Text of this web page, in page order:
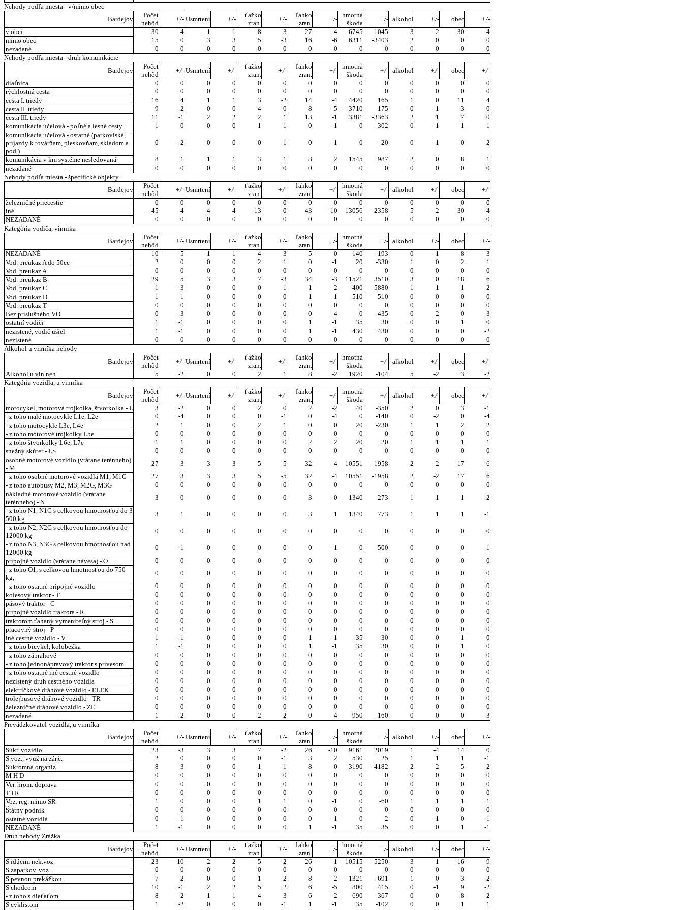
Nehody podľa miesta - v/mimo obec
Bardejov
Počet
nehôd
+/- Usmrtení +/-
ťažko
zran.
+/-
ľahko
zran.
+/-
hmotná
škoda
+/- alkohol +/- obec
+/-
v obci
30 4 1 1 8 3 27 -4 6745 1045 3 -2 30
4
mimo obec
15 0 3 3 5 -3 16 -6 6311 -3403 2 0 0
0
nezadané
0 0 0 0 0 0 0 0 0 0 0 0 0
0
Nehody podľa miesta - druh komunikácie
Bardejov
Počet
nehôd
+/- Usmrtení +/-
ťažko
zran.
+/-
ľahko
zran.
+/-
hmotná
škoda
+/- alkohol +/- obec
+/-
diaľnica
0 0 0 0 0 0 0 0 0 0 0 0 0
0
rýchlostná cesta
0 0 0 0 0 0 0 0 0 0 0 0 0
0
cesta I. triedy
16 4 1 1 3 -2 14 -4 4420 165 1 0 11
4
cesta II. triedy
9 2 0 0 4 0 8 -5 3710 175 0 -1 3
0
cesta III. triedy
11 -1 2 2 2 1 13 -1 3381 -3363 2 1 7
0
komunikácia účelová - poľné a lesné cesty
1 0 0 0 1 1 0 -1 0 -302 0 -1 1
1
komunikácia účelová - ostatné (parkoviská,
príjazdy k továrňam, pieskovňam, skladom a
pod.)
0 -2 0 0 0 -1 0 -1 0 -20 0 -1 0 -2
komunikácia v km systéme nesledovaná 8 1 1 1 3 1 8 2 1545 987 2 0 8
1
nezadané
0 0 0 0 0 0 0 0 0 0 0 0 0
0
Nehody podľa miesta - špecifické objekty
Bardejov
Počet
nehôd
+/- Usmrtení +/-
ťažko
zran.
+/-
ľahko
zran.
+/-
hmotná
škoda
+/- alkohol +/- obec
+/-
železničné priecestie
0 0 0 0 0 0 0 0 0 0 0 0 0
0
iné
45 4 4 4 13 0 43 -10 13056 -2358 5 -2 30
4
NEZADANÉ
0 0 0 0 0 0 0 0 0 0 0 0 0
0
Kategória vodiča, vinníka
Bardejov
Počet
nehôd
+/- Usmrtení +/-
ťažko
zran.
+/-
ľahko
zran.
+/-
hmotná
škoda
+/- alkohol +/- obec
+/-
NEZADANÉ
10 5 1 1 4 3 5 0 140 -193 0 -1 8
3
Vod. preukaz A do 50cc
2 0 0 0 2 1 0 -1 20 -330 1 0 2
1
Vod. preukaz A
0 0 0 0 0 0 0 0 0 0 0 0 0
0
Vod. preukaz B
29 5 3 3 7 -3 34 -3 11521 3510 3 0 18
6
Vod. preukaz C
1 -3 0 0 0 -1 1 -2 400 -5880 1 1 1
-2
Vod. preukaz D
1 1 0 0 0 0 1 1 510 510 0 0 0
0
Vod. preukaz T
0 0 0 0 0 0 0 0 0 0 0 0 0
0
Bez príslušného VO
0 -3 0 0 0 0 0 -4 0 -435 0 -2 0
-3
ostatní vodiči
1 -1 0 0 0 0 1 -1 35 30 0 0 1
0
nezistené, vodič ušiel
1 -1 0 0 0 0 1 -1 430 430 0 0 0
-2
nezistené
0 0 0 0 0 0 0 0 0 0 0 0 0
0
Alkohol u vinníka nehody
Bardejov
Počet
nehôd
+/- Usmrtení +/-
ťažko
zran.
+/-
ľahko
zran.
+/-
hmotná
škoda
+/- alkohol +/- obec
+/-
Alkohol u vin.neh.
5 -2 0 0 2 1 8 -2 1920 -104 5 -2 3
-2
Kategória vozidla, u vinníka
Bardejov
Počet
nehôd
+/- Usmrtení +/-
ťažko
zran.
+/-
ľahko
zran.
+/-
hmotná
škoda
+/- alkohol +/- obec
+/-
motocykel, motorová trojkolka, štvorkolka - L
3 -2 0 0 2 0 2 -2 40 -350 2 0 3
-1
- z toho malé motocykle L1e, L2e
0 -4 0 0 0 -1 0 -4 0 -140 0 -2 0
-4
- z toho motocykle L3e, L4e
2 1 0 0 2 1 0 0 20 -230 1 1 2
2
- z toho motorové trojkolky L5e
0 0 0 0 0 0 0 0 0 0 0 0 0
0
- z toho štvorkolky L6e, L7e
1 1 0 0 0 0 2 2 20 20 1 1 1
1
snežný skúter - LS
0 0 0 0 0 0 0 0 0 0 0 0 0
0
osobné motorové vozidlo (vrátane terénneho)
- M
27 3 3 3 5 -5 32 -4 10551 -1958 2 -2 17
6
- z toho osobné motorové vozidlá M1, M1G
27 3 3 3 5 -5 32 -4 10551 -1958 2 -2 17
6
- z toho autobusy M2, M3, M2G, M3G
0 0 0 0 0 0 0 0 0 0 0 0 0
0
nákladné motorové vozidlo (vrátane
terénneho) - N
3 0 0 0 0 0 3 0 1340 273 1 1 1
-2
- z toho N1, N1G s celkovou hmotnosťou do 3
500 kg
3 1 0 0 0 0 3 1 1340 773 1 1 1
-1
- z toho N2, N2G s celkovou hmotnosťou do
12000 kg
0 0 0 0 0 0 0 0 0 0 0 0 0
0
- z toho N3, N3G s celkovou hmotnosťou nad
12000 kg
0 -1 0 0 0 0 0 -1 0 -500 0 0 0
-1
prípojné vozidlo (vrátane návesa) - O
0 0 0 0 0 0 0 0 0 0 0 0 0
0
- z toho O1, s celkovou hmotnosťou do 750
kg,
0 0 0 0 0 0 0 0 0 0 0 0 0
0
- z toho ostatné prípojné vozidlo
0 0 0 0 0 0 0 0 0 0 0 0 0
0
kolesový traktor - T
0 0 0 0 0 0 0 0 0 0 0 0 0
0
pásový traktor - C
0 0 0 0 0 0 0 0 0 0 0 0 0
0
prípojné vozidlo traktora - R
0 0 0 0 0 0 0 0 0 0 0 0 0
0
traktorom ťahaný vymeniteľný stroj - S
0 0 0 0 0 0 0 0 0 0 0 0 0
0
pracovný stroj - P
0 0 0 0 0 0 0 0 0 0 0 0 0
0
iné cestné vozidlo - V
1 -1 0 0 0 0 1 -1 35 30 0 0 1
0
- z toho bicykel, kolobežka
1 -1 0 0 0 0 1 -1 35 30 0 0 1
0
- z toho záprahové
0 0 0 0 0 0 0 0 0 0 0 0 0
0
- z toho jednonápravový traktor s prívesom
0 0 0 0 0 0 0 0 0 0 0 0 0
0
- z toho ostatné iné cestné vozidlo
0 0 0 0 0 0 0 0 0 0 0 0 0
0
nezistený druh cestného vozidla
0 0 0 0 0 0 0 0 0 0 0 0 0
0
električkové dráhové vozidlo - ELEK
0 0 0 0 0 0 0 0 0 0 0 0 0
0
trolejbusové dráhové vozidlo - TR
0 0 0 0 0 0 0 0 0 0 0 0 0
0
železničné dráhové vozidlo - ZE
0 0 0 0 0 0 0 0 0 0 0 0 0
0
nezadané
1 -2 0 0 2 2 0 -4 950 -160 0 0 0
-3
Prevádzkovateľ vozidla, u vinníka
Bardejov
Počet
nehôd
+/- Usmrtení +/-
ťažko
zran.
+/-
ľahko
zran.
+/-
hmotná
škoda
+/- alkohol +/- obec
+/-
Súkr. vozidlo
23 -3 3 3 7 -2 26 -10 9161 2019 1 -4 14
0
S.voz., využ.na zár.č.
2 0 0 0 0 -1 3 2 530 25 1 1 1
-1
Súkromná organiz.
8 3 0 0 1 -1 8 0 3190 -4182 2 2 5
2
M H D
0 0 0 0 0 0 0 0 0 0 0 0 0
0
Ver. hrom. doprava
0 0 0 0 0 0 0 0 0 0 0 0 0
0
T I R
0 0 0 0 0 0 0 0 0 0 0 0 0
0
Voz. reg. mimo SR
1 0 0 0 1 1 0 -1 0 -60 1 1 1
1
Štátny podnik
0 0 0 0 0 0 0 0 0 0 0 0 0
0
ostatné vozidlá
0 -1 0 0 0 0 0 -1 0 -2 0 -1 0
-1
NEZADANÉ
1 -1 0 0 0 0 1 -1 35 35 0 0 1
-1
Druh nehody Zrážka
Bardejov
Počet
nehôd
+/- Usmrtení +/-
ťažko
zran.
+/-
ľahko
zran.
+/-
hmotná
škoda
+/- alkohol +/- obec
+/-
S idúcim nek.voz.
23 10 2 2 5 2 26 1 10515 5250 3 1 16
9
S zaparkov. voz.
0 0 0 0 0 0 0 0 0 0 0 0 0
0
S pevnou prekážkou
7 2 0 0 1 -2 8 2 1321 -691 1 0 3
2
S chodcom
10 -1 2 2 5 2 6 -5 800 415 0 -1 9
-2
- z toho s dieťaťom
8 2 1 1 4 3 6 -2 690 367 0 0 8
2
S cyklistom
1 -2 0 0 0 -1 1 -1 35 -102 0 0 1
1